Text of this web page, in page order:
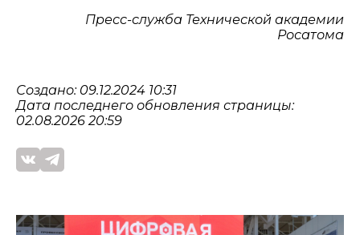
Пресс-служба Технической академии
Росатома
Создано: 09.12.2024 10:31
Дата последнего обновления страницы:
02.08.2026 20:59